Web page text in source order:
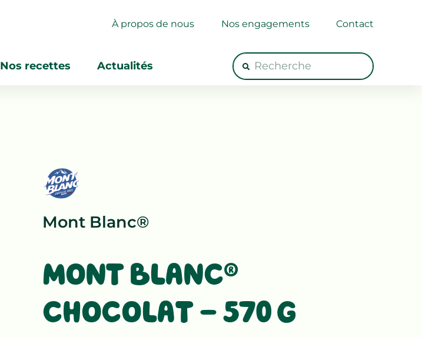
À propos de nous Nos engagements Contact
Nos recettes Actualités
Mont Blanc®
MONT BLANC®
CHOCOLAT - 570 G